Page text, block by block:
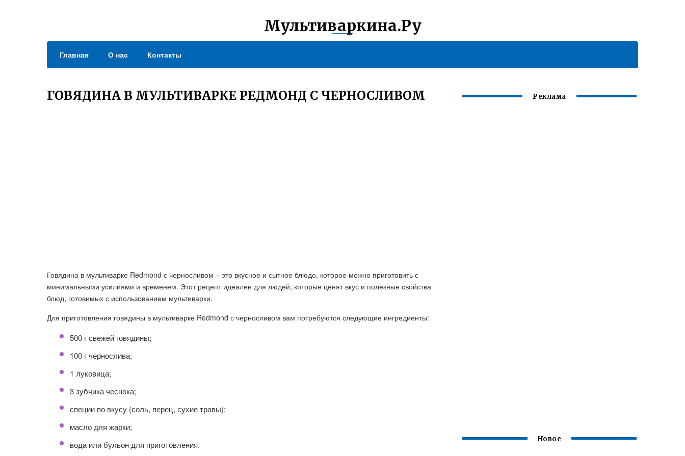
Мультиваркина.Ру
Главная О нас Контакты
ГОВЯДИНА В МУЛЬТИВАРКЕ РЕДМОНД С ЧЕРНОСЛИВОМ
Говядина в мультиварке Redmond с черносливом – это вкусное и сытное блюдо, которое можно приготовить с
минимальными усилиями и временем. Этот рецепт идеален для людей, которые ценят вкус и полезные свойства
блюд, готовимых с использованием мультиварки.
Для приготовления говядины в мультиварке Redmond с черносливом вам потребуются следующие ингредиенты:
500 г свежей говядины;
100 г чернослива;
1 луковица;
3 зубчика чеснока;
специи по вкусу (соль, перец, сухие травы);
масло для жарки;
вода или бульон для приготовления.
Реклама
Новое